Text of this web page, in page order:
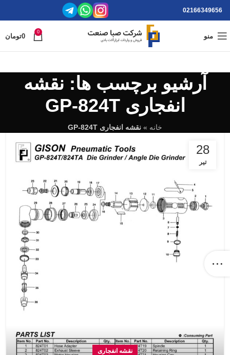
02166349656
منو
0
0تومان
آرشیو برچسب ها: نقشه
انفجاری GP-824T
خانه » نقشه انفجاری GP-824T
28
تیر
نقشه انفجاری